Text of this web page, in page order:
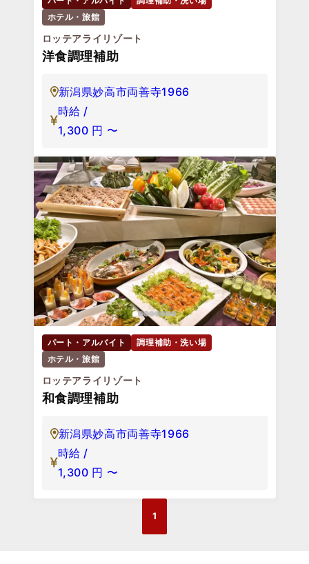
ホテル・旅館
ロッテアライリゾート
洋食調理補助
新潟県妙高市両善寺1966
時給 /
1,300 円 〜
パート・アルバイト
調理補助・洗い場
ホテル・旅館
ロッテアライリゾート
和食調理補助
新潟県妙高市両善寺1966
時給 /
1,300 円 〜
1